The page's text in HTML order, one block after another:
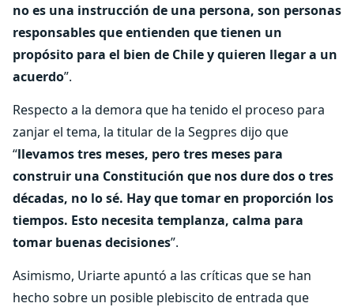
no es una instrucción de una persona, son personas
responsables que entienden que tienen un
propósito para el bien de Chile y quieren llegar a un
acuerdo”.
Respecto a la demora que ha tenido el proceso para
zanjar el tema, la titular de la Segpres dijo que
“llevamos tres meses, pero tres meses para
construir una Constitución que nos dure dos o tres
décadas, no lo sé. Hay que tomar en proporción los
tiempos. Esto necesita templanza, calma para
tomar buenas decisiones”.
Asimismo, Uriarte apuntó a las críticas que se han
hecho sobre un posible plebiscito de entrada que